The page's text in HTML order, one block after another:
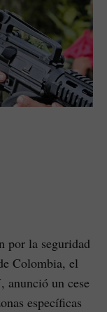
por la seguridad
Colombia, el
un cese
específicas